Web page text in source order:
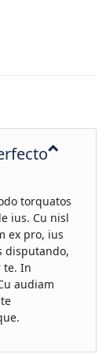
torquatos
ius. Cu nisl
ex pro, ius
disputando,
te. In
audiam